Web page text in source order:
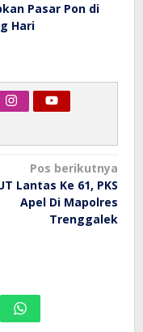
Pasar Pon di
Hari
Pos berikutnya
Lantas Ke 61, PKS
Apel Di Mapolres
Trenggalek